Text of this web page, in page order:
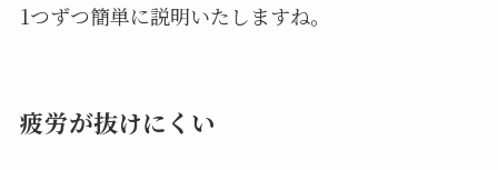
1つずつ簡単に説明いたしますね。
疲労が抜けにくい